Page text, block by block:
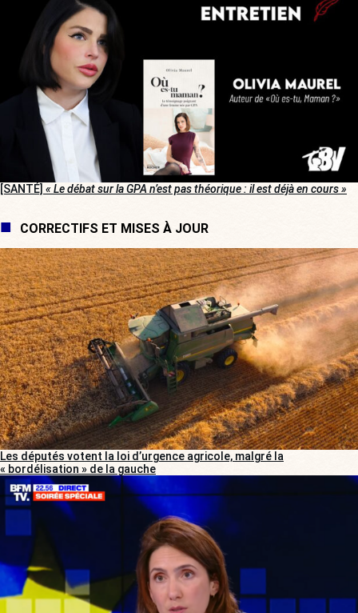
[SANTÉ] « Le débat sur la GPA n’est pas théorique : il est déjà en cours »
CORRECTIFS ET MISES À JOUR
Les députés votent la loi d’urgence agricole, malgré la
« bordélisation » de la gauche